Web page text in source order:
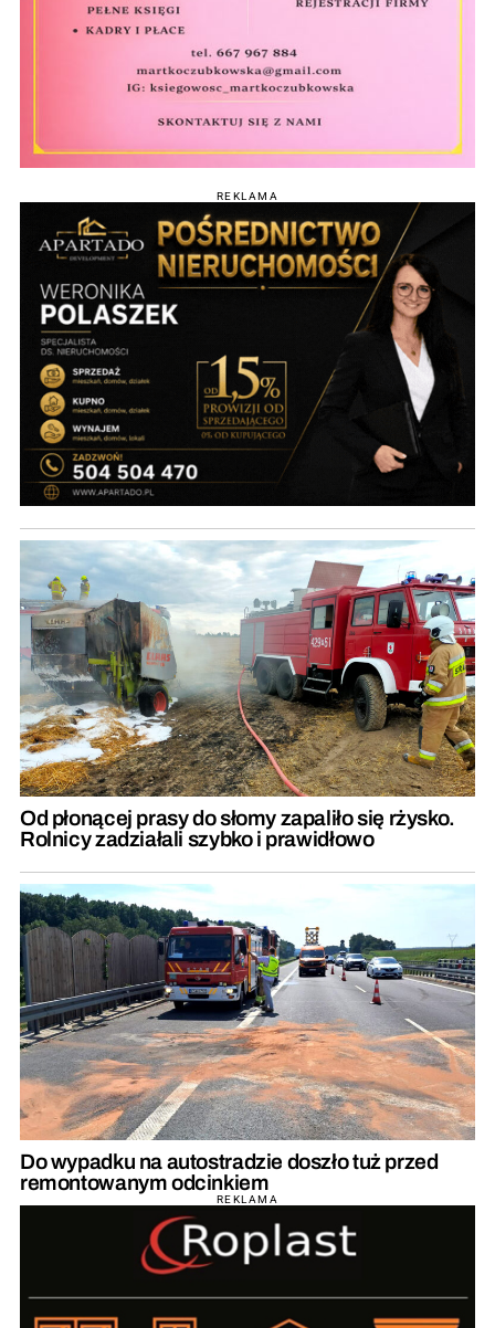
REKLAMA
Od płonącej prasy do słomy zapaliło się rżysko.
Rolnicy zadziałali szybko i prawidłowo
Do wypadku na autostradzie doszło tuż przed
remontowanym odcinkiem
REKLAMA